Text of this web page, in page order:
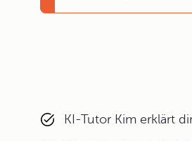
KI-Tutor Kim erklärt